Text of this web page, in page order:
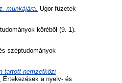
munkájára. Ugor füzetek
köréből (9. 1).
széptudományok
tartott nemzetközi
Értekezések a nyelv- és